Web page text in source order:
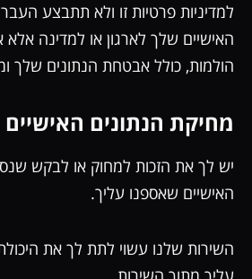
למדיניות פרטיות זו ולא תתבצע
האישיים שלך לארגון או למדינה אלא
הולמות, כולל אבטחת הנתונים שלך
מחיקת הנתונים
יש לך את הזכות למחוק או לבקש
האישיים שאספנו עליך.
השירות שלנו עשוי לתת לך את